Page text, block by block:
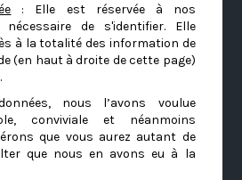
: Elle est réservée à nos
de s'identifier. Elle
à la totalité des information de
(en haut à droite de cette page)
nous l’avons voulue
conviviale et néanmoins
que vous aurez autant de
que nous en avons eu à la